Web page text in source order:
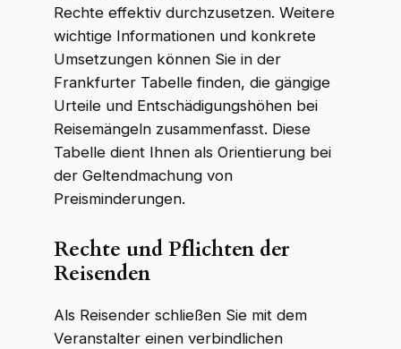
Rechte effektiv durchzusetzen. Weitere
wichtige Informationen und konkrete
Umsetzungen können Sie in der
Frankfurter Tabelle finden, die gängige
Urteile und Entschädigungshöhen bei
Reisemängeln zusammenfasst. Diese
Tabelle dient Ihnen als Orientierung bei
der Geltendmachung von
Preisminderungen.
Rechte und Pflichten der
Reisenden
Als Reisender schließen Sie mit dem
Veranstalter einen verbindlichen